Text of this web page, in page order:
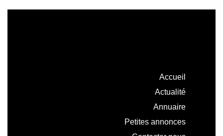
Accueil
Actualité
Annuaire
Petites annonces